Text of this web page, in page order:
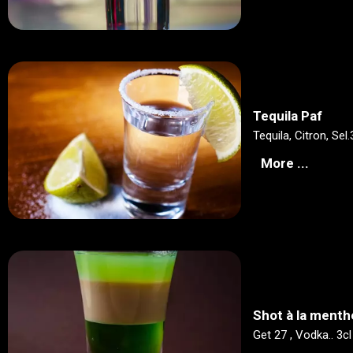
Tequila Paf
Tequila, Citron,
More ...
Shot à la
Get 27 , Vodka.. 3cl